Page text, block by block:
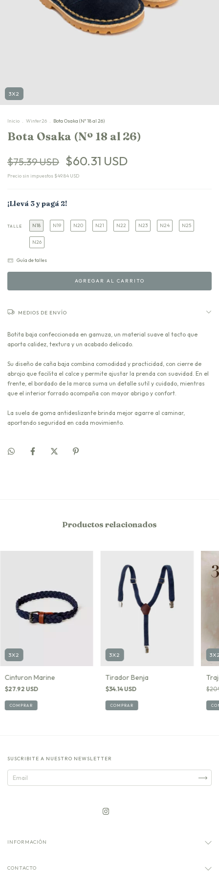
3X2
Inicio . Winter26 . Bota Osaka (Nº 18 al 26)
Bota Osaka (Nº 18 al 26)
$75.39 USD $60.31 USD
Precio sin impuestos $49.84 USD
¡Llevá 3 y pagá 2!
TALLE N18 N19 N20 N21 N22 N23 N24 N25
N26
Guía de talles
MEDIOS DE ENVÍO
Botita baja confeccionada en gamuza, un material suave al tacto que
aporta calidez, textura y un acabado delicado.
Su diseño de caña baja combina comodidad y practicidad, con cierre de
abrojo que facilita el calce y permite ajustar la prenda con suavidad. En el
frente, el bordado de la marca suma un detalle sutil y cuidado, mientras
que el interior forrado acompaña con mayor abrigo y confort.
La suela de goma antideslizante brinda mejor agarre al caminar,
aportando seguridad en cada movimiento.
Productos relacionados
3X2
Cinturon Marine
$27.92 USD
COMPRAR
3X2
Tirador Benja
$34.14 USD
COMPRAR
SUSCRIBITE A NUESTRO NEWSLETTER
INFORMACIÓN
CONTACTO